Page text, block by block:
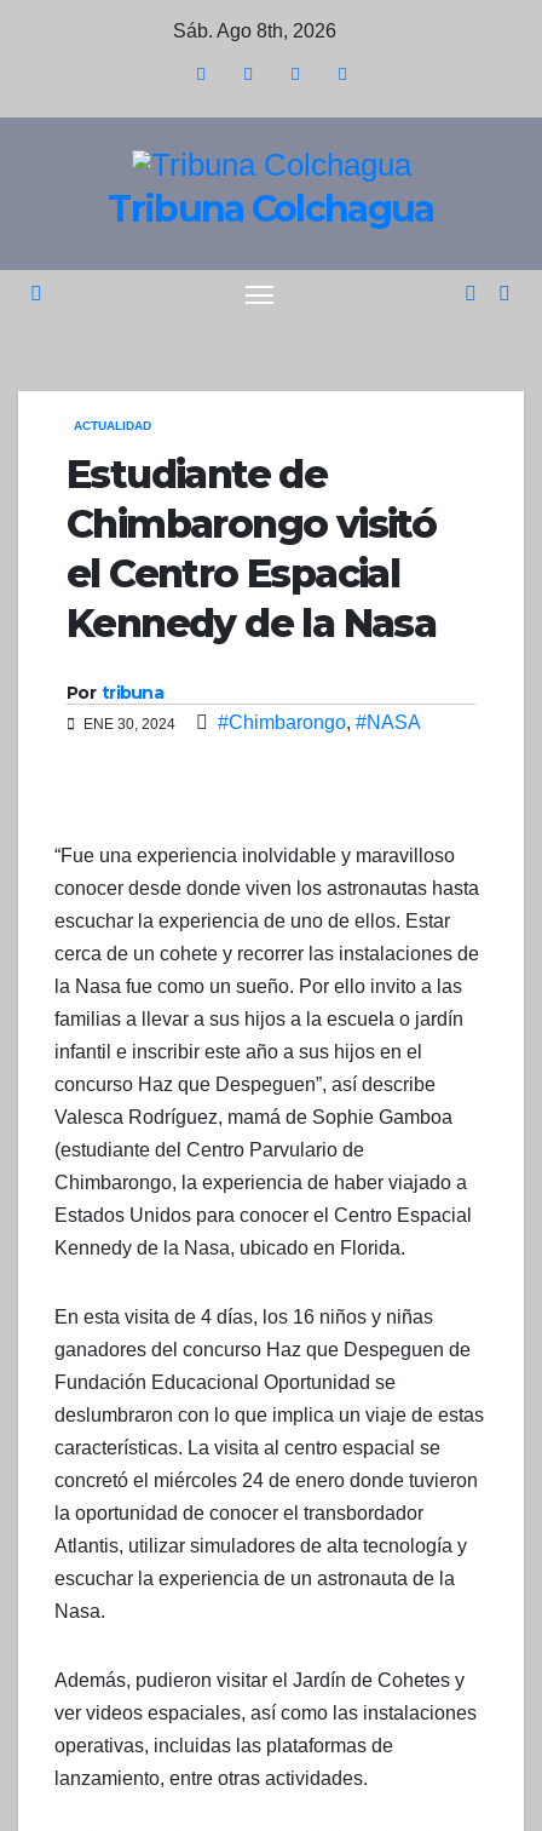
Sáb. Ago 8th, 2026
Tribuna Colchagua
ACTUALIDAD
Estudiante de
Chimbarongo visitó
el Centro Espacial
Kennedy de la Nasa
Por tribuna
ENE 30, 2024 #Chimbarongo, #NASA
“Fue una experiencia inolvidable y maravilloso
conocer desde donde viven los astronautas hasta
escuchar la experiencia de uno de ellos. Estar
cerca de un cohete y recorrer las instalaciones de
la Nasa fue como un sueño. Por ello invito a las
familias a llevar a sus hijos a la escuela o jardín
infantil e inscribir este año a sus hijos en el
concurso Haz que Despeguen”, así describe
Valesca Rodríguez, mamá de Sophie Gamboa
(estudiante del Centro Parvulario de
Chimbarongo, la experiencia de haber viajado a
Estados Unidos para conocer el Centro Espacial
Kennedy de la Nasa, ubicado en Florida.
En esta visita de 4 días, los 16 niños y niñas
ganadores del concurso Haz que Despeguen de
Fundación Educacional Oportunidad se
deslumbraron con lo que implica un viaje de estas
características. La visita al centro espacial se
concretó el miércoles 24 de enero donde tuvieron
la oportunidad de conocer el transbordador
Atlantis, utilizar simuladores de alta tecnología y
escuchar la experiencia de un astronauta de la
Nasa.
Además, pudieron visitar el Jardín de Cohetes y
ver videos espaciales, así como las instalaciones
operativas, incluidas las plataformas de
lanzamiento, entre otras actividades.